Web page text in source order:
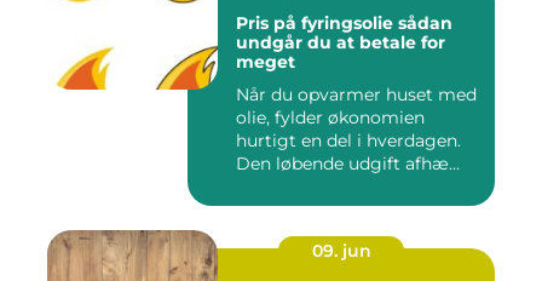
Pris på fyringsolie sådan
undgår du at betale for
meget
Når du opvarmer huset med
olie, fylder økonomien
hurtigt en del i hverdagen.
Den løbende udgift afhæ...
09. jun